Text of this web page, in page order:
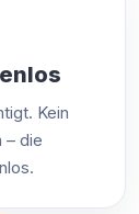
Kein
– die